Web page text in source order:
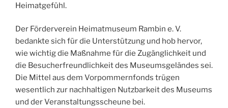
Heimatgefühl.
Der Förderverein Heimatmuseum Rambin e. V.
bedankte sich für die Unterstützung und hob hervor,
wie wichtig die Maßnahme für die Zugänglichkeit und
die Besucherfreundlichkeit des Museumsgeländes sei.
Die Mittel aus dem Vorpommernfonds trügen
wesentlich zur nachhaltigen Nutzbarkeit des Museums
und der Veranstaltungsscheune bei.